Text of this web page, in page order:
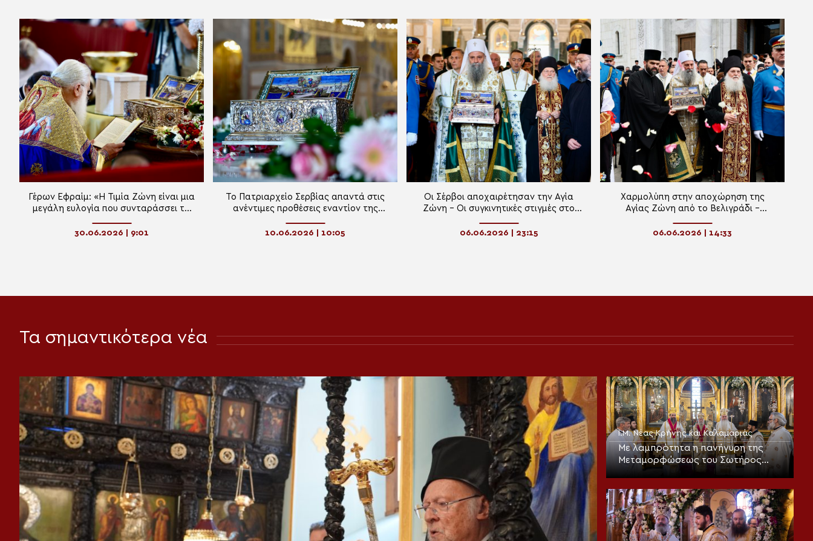
Γέρων Εφραίμ: «Η Τιμία Ζώνη είναι μια
μεγάλη ευλογία που συνταράσσει τα
κοινότητος»
30.06.2026 | 9:01
Το Πατριαρχείο Σερβίας απαντά στις
ανέντιμες προθέσεις εναντίον της
Αγίας Ζώνης
10.06.2026 | 10:05
Οι Σέρβοι αποχαιρέτησαν την Αγία
Ζώνη – Οι συγκινητικές στιγμές στο
ζωντανή σύνδεση (ΒΙΝΤΕΟ)
06.06.2026 | 23:15
Χαρμολύπη στην αποχώρηση της
Αγίας Ζώνη από το Βελιγράδι –
(ΦΩΤΟ)
06.06.2026 | 14:33
Τα σημαντικότερα νέα
Ι.Μ. Νέας Κρήνης και Καλαμαριάς
Με λαμπρότητα η πανήγυρη της
Μεταμορφώσεως του Σωτήρος
στην Καλαμαριά (ΦΩΤΟ)